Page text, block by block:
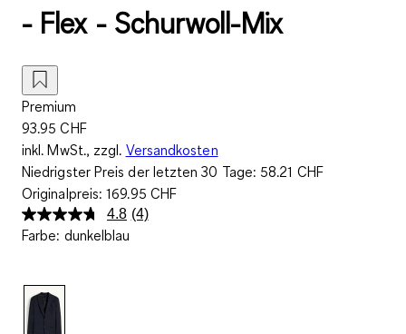
- Flex - Schurwoll-Mix
Premium
93.95 CHF
inkl. MwSt., zzgl. Versandkosten
Niedrigster Preis der letzten 30 Tage: 58.21 CHF
Originalpreis:169.95 CHF
4.8 4
(4)
Farbe: dunkelblau